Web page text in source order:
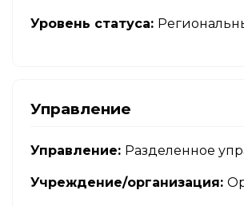
Уровень статуса:
Управление
Управление: Разделенное
Учреждение/организация: